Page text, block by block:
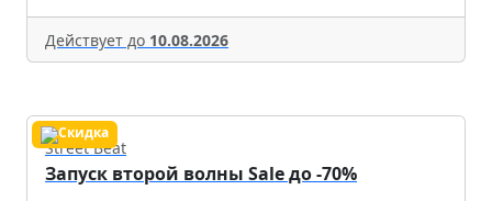
Действует до 10.08.2026
Street Beat
Запуск второй волны Sale до -70%